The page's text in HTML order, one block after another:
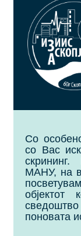
НА
Со
со Вас
МАНУ, на
објектот
сведоштво
поновата